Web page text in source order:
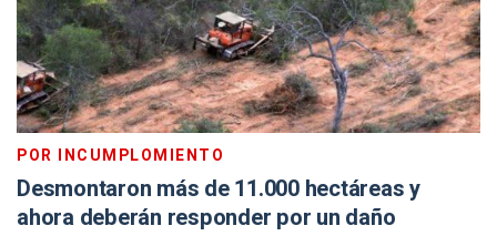
POR INCUMPLOMIENTO
Desmontaron más de 11.000 hectáreas y
ahora deberán responder por un daño